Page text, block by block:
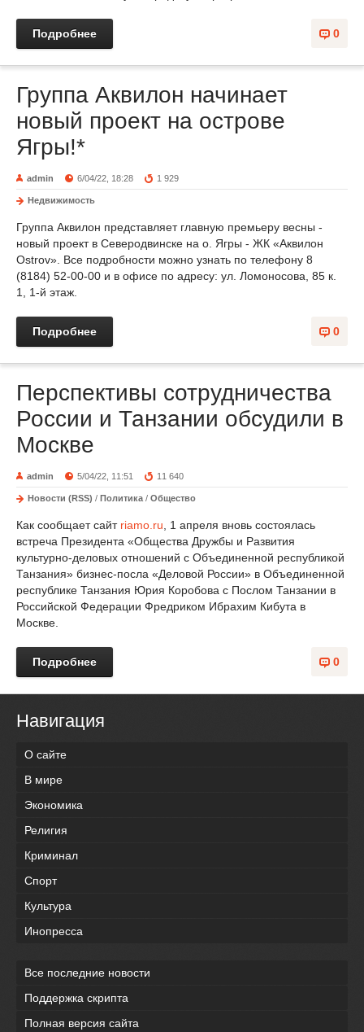
0
Подробнее
Группа Аквилон начинает
новый проект на острове
Ягры!*
admin 6/04/22, 18:28 1 929
Недвижимость
Группа Аквилон представляет главную премьеру весны -
новый проект в Северодвинске на о. Ягры - ЖК «Аквилон
Ostrov». Все подробности можно узнать по телефону 8
(8184) 52-00-00 и в офисе по адресу: ул. Ломоносова, 85 к.
1, 1-й этаж.
0
Подробнее
Перспективы сотрудничества
России и Танзании обсудили в
Москве
admin 5/04/22, 11:51 11 640
Новости (RSS) / Политика / Общество
Как сообщает сайт riamo.ru , 1 апреля вновь состоялась
встреча Президента «Общества Дружбы и Развития
культурно-деловых отношений с Объединенной республикой
Танзания» бизнес-посла «Деловой России» в Объединенной
республике Танзания Юрия Коробова с Послом Танзании в
Российской Федерации Фредриком Ибрахим Кибута в
Москве.
0
Подробнее
Навигация
О сайте
В мире
Экономика
Религия
Криминал
Спорт
Культура
Инопресса
Все последние новости
Поддержка скрипта
Полная версия сайта